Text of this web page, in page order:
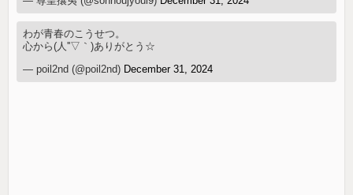
わが青春のこうせつ。
心から(人''▽｀)ありがとう☆
— poil2nd (@poil2nd) December 31, 2024